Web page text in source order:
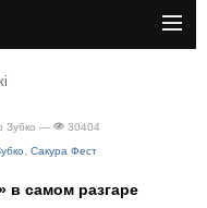
Зубко —
30404
Сакура Фест
в самом разгаре